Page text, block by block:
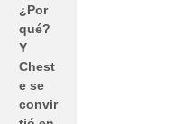
¿Por
qué?
Y
Chest
e se
convir